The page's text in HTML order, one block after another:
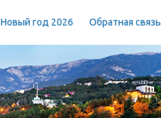
Новый год 2026 Обратная связь